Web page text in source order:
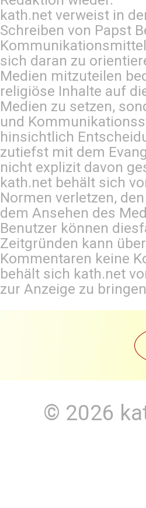
kath.net verweist in
Schreiben von Papst
sich daran zu
Medien mitzuteilen
religiöse Inhalte auf
Medien zu setzen,
und
hinsichtlich
zutiefst mit dem
nicht explizit davon
kath.net behält sich
Normen verletzen,
dem Ansehen des
Benutzer können
Zeitgründen kann
Kommentaren keine
behält sich kath.net
zur Anzeige zu
© 2026